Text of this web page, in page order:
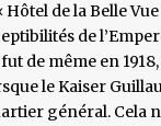
de la Belle
de
de même en
le Kaiser
général. Cela